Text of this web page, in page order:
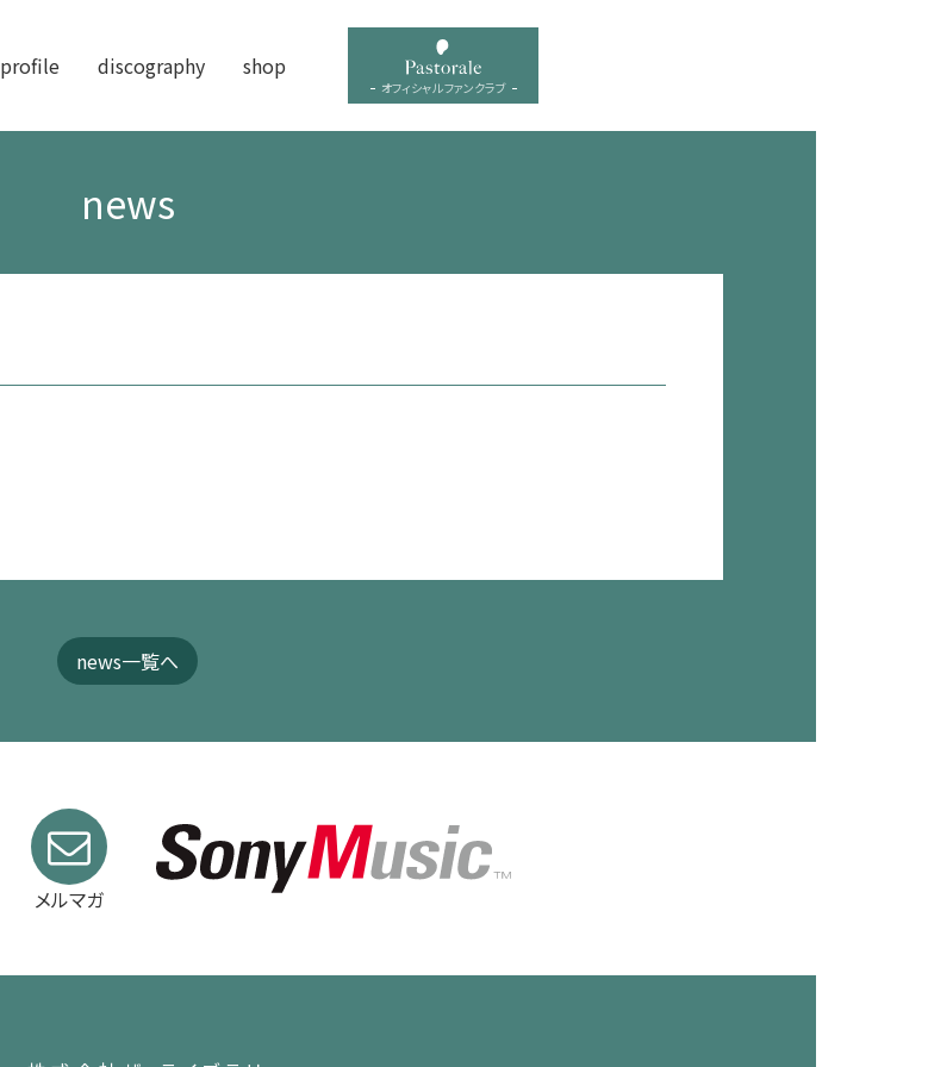
profile discography shop
オフィシャル ファンクラブ
news
news一覧へ
メルマガ